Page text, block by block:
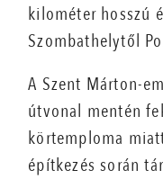
kilométer hosszú
Szombathelytől
A Szent Márton-
útvonal mentén
körtemploma
építkezés során